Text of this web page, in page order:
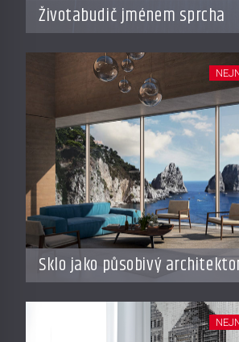
Životabudič jménem sprcha
Sklo jako působivý
materiál